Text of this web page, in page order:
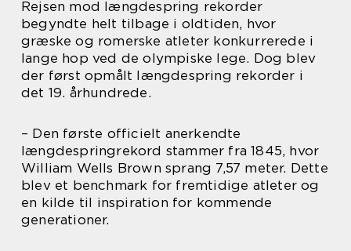
Rejsen mod længdespring rekorder
begyndte helt tilbage i oldtiden, hvor
græske og romerske atleter konkurrerede i
lange hop ved de olympiske lege. Dog blev
der først opmålt længdespring rekorder i
det 19. århundrede.
– Den første officielt anerkendte
længdespringrekord stammer fra 1845, hvor
William Wells Brown sprang 7,57 meter. Dette
blev et benchmark for fremtidige atleter og
en kilde til inspiration for kommende
generationer.